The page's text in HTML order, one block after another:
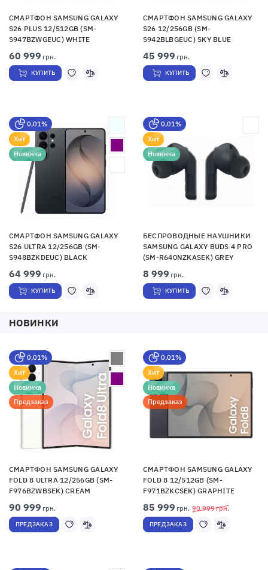
СМАРТФОН SAMSUNG GALAXY
S26 PLUS 12/512GB (SM-
S947BZWGEUC) WHITE
60 999 грн.
КУПИТЬ
СМАРТФОН SAMSUNG GALAXY
S26 12/256GB (SM-
S942BLBGEUC) SKY BLUE
45 999 грн.
КУПИТЬ
0,01%
Хит
Новинка
СМАРТФОН SAMSUNG GALAXY
S26 ULTRA 12/256GB (SM-
S948BZKDEUC) BLACK
64 999 грн.
КУПИТЬ
0,01%
Хит
Новинка
БЕСПРОВОДНЫЕ НАУШНИКИ
SAMSUNG GALAXY BUDS 4 PRO
(SM-R640NZKASEK) GREY
8 999 грн.
КУПИТЬ
НОВИНКИ
0,01%
Хит
Новинка
Предзаказ
СМАРТФОН SAMSUNG GALAXY
FOLD 8 ULTRA 12/256GB (SM-
F976BZWBSEK) CREAM
90 999 грн.
ПРЕДЗАКАЗ
0,01%
Хит
Новинка
Предзаказ
СМАРТФОН SAMSUNG GALAXY
FOLD 8 12/512GB (SM-
F971BZKCSEK) GRAPHITE
90 999грн.
85 999 грн.
ПРЕДЗАКАЗ